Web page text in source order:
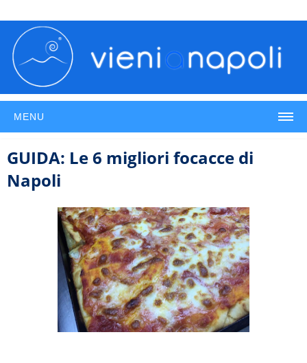
MENU
GUIDA: Le 6 migliori focacce di
Napoli